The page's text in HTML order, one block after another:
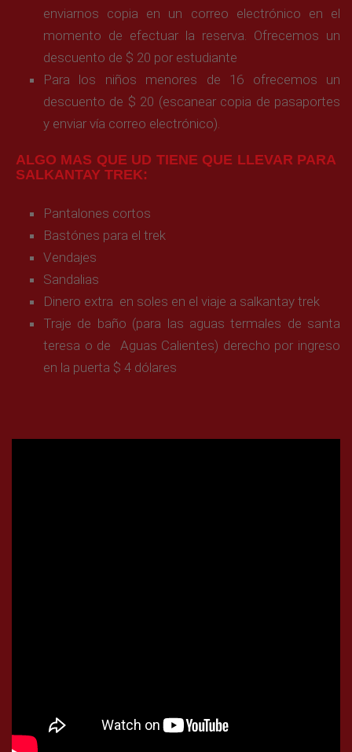
enviarnos copia en un correo electrónico en el
momento de efectuar la reserva. Ofrecemos un
descuento de $ 20 por estudiante
Para los niños menores de 16 ofrecemos un
descuento de $ 20 (escanear copia de pasaportes
y enviar vía correo electrónico).
ALGO MAS QUE UD TIENE QUE LLEVAR PARA
SALKANTAY TREK:
Pantalones cortos
Bastónes para el trek
Vendajes
Sandalias
Dinero extra en soles en el viaje a salkantay trek
Traje de baño (para las aguas termales de santa
teresa o de Aguas Calientes) derecho por ingreso
en la puerta $ 4 dólares